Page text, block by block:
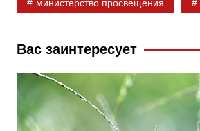
o
k
l
s
n
r
m
министерство просвещения
Вас заинтересует